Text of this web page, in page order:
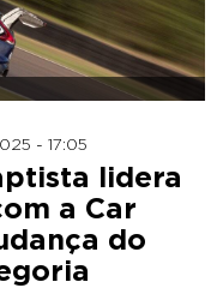
- 17:05
lidera
a Car
do